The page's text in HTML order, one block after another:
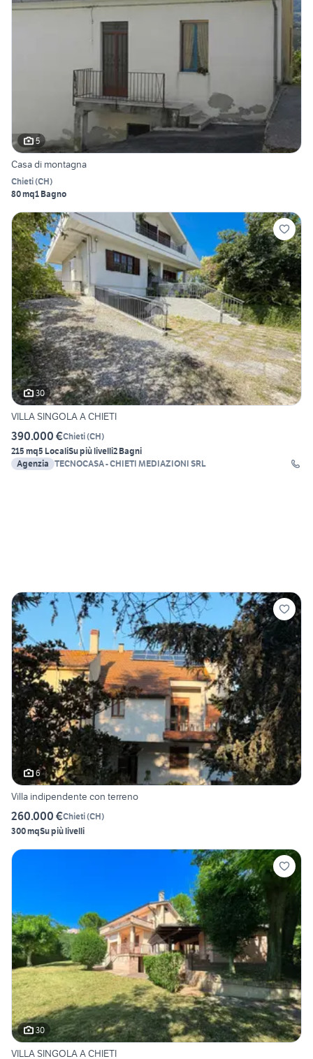
5
Casa di montagna
Chieti(CH)
80 mq1 Bagno
30
VILLA SINGOLA A CHIETI
390.000 €Chieti(CH)
215 mq5 LocaliSu più livelli2 Bagni
Agenzia TECNOCASA - CHIETI MEDIAZIONI SRL
6
Villa indipendente con terreno
260.000 €Chieti(CH)
300 mqSu più livelli
30
VILLA SINGOLA A CHIETI